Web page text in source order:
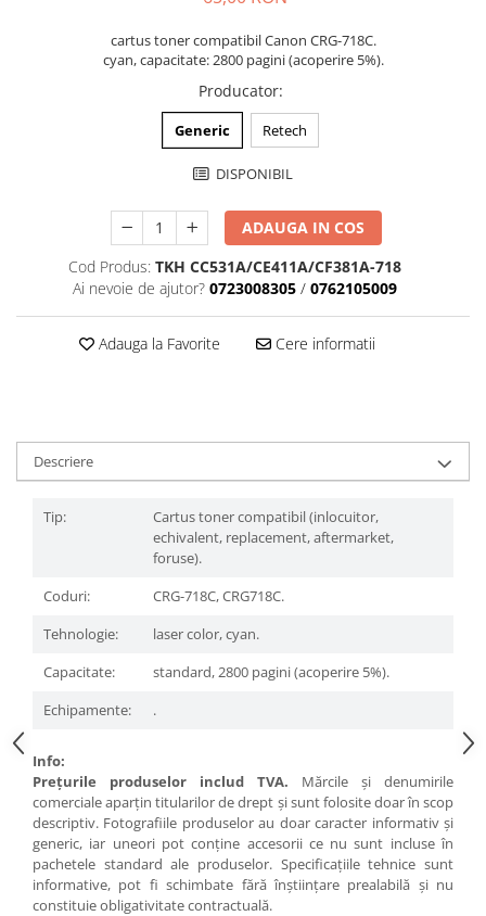
cartus toner compatibil Canon CRG-718C.
cyan, capacitate: 2800 pagini (acoperire 5%).
Producator:
Generic Retech
DISPONIBIL
ADAUGA IN COS
Cod Produs: TKH CC531A/CE411A/CF381A-718
Ai nevoie de ajutor? 0723008305 / 0762105009
Adauga la Favorite Cere informatii
Descriere
Tip:
Cartus toner compatibil (inlocuitor,
echivalent, replacement, aftermarket,
foruse).
Coduri:
CRG-718C, CRG718C.
Tehnologie:
laser color, cyan.
Capacitate:
standard, 2800 pagini (acoperire 5%).
Echipamente:
.
Info:
Preţurile produselor includ TVA. Mărcile şi denumirile
comerciale aparţin titularilor de drept şi sunt folosite doar în scop
descriptiv. Fotografiile produselor au doar caracter informativ şi
generic, iar uneori pot conţine accesorii ce nu sunt incluse în
pachetele standard ale produselor. Specificaţiile tehnice sunt
informative, pot fi schimbate fără înştiinţare prealabilă şi nu
constituie obligativitate contractuală.